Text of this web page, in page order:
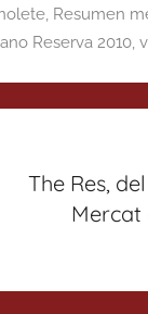
, Resumen
Reserva 2010,
The Res,
Mercat